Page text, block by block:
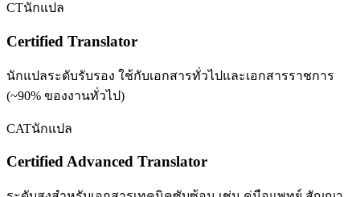
CTนักแปล
Certified Translator
นักแปลระดับรับรอง ใช้กับเอกสารทั่วไปและเอกสารราชการ
(~90% ของงานทั่วไป)
CATนักแปล
Certified Advanced Translator